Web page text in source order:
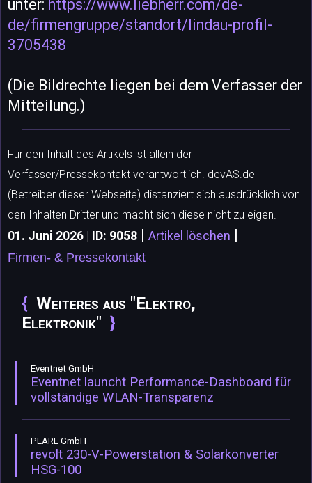
unter: https://www.liebherr.com/de-
de/firmengruppe/standort/lindau-profil-
3705438
(Die Bildrechte liegen bei dem Verfasser der
Mitteilung.)
Für den Inhalt des Artikels ist allein der
Verfasser/Pressekontakt verantwortlich. devAS.de
(Betreiber dieser Webseite) distanziert sich ausdrücklich von
den Inhalten Dritter und macht sich diese nicht zu eigen.
01. Juni 2026 | ID: 9058 | Artikel löschen |
Firmen- & Pressekontakt
Weiteres aus "Elektro,
Elektronik"
Eventnet GmbH
Eventnet launcht Performance-Dashboard für
vollständige WLAN-Transparenz
PEARL GmbH
revolt 230-V-Powerstation & Solarkonverter
HSG-100